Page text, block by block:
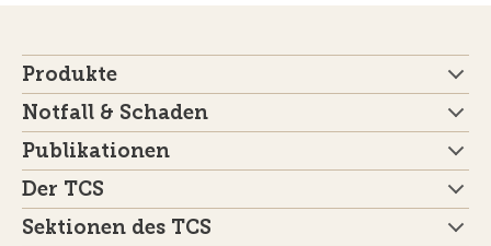
Produkte
Notfall & Schaden
Publikationen
Der TCS
Sektionen des TCS